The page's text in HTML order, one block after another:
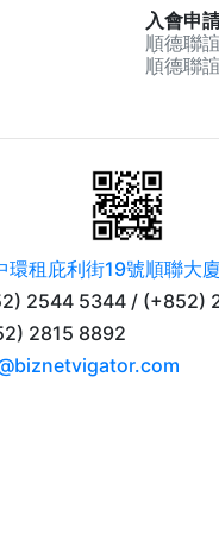
入會申
順德聯
順德聯
環租庇利街19號順聯大
2544 5344 / (+852)
2815 8892